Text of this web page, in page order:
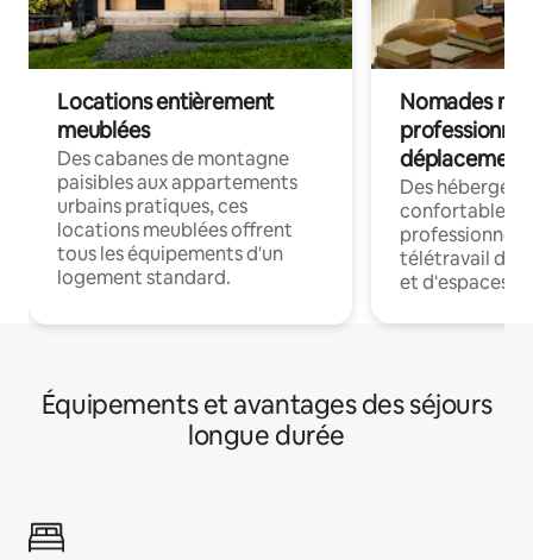
Locations entièrement
meublées
Des cabanes de montagne
paisibles aux appartements
urbains pratiques, ces
locations meublées offrent
tous les équipements d'un
logement standard.
Nomades
déplacement
Des
confortables
professionnels
télétravail
et d'espaces
Équipements et avantages des séjours
longue durée